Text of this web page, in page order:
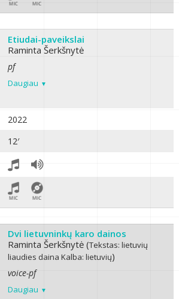
Etiudai-paveikslai
Raminta Šerkšnytė
pf
Daugiau
2022
12′
Dvi lietuvninkų karo dainos
Raminta Šerkšnytė (Tekstas: lietuvių
liaudies dainaKalba: lietuvių)
voice-pf
Daugiau